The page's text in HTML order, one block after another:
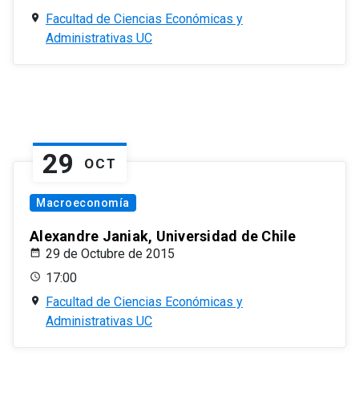
Facultad de Ciencias Económicas y
Administrativas UC
29 OCT
Macroeconomía
Alexandre Janiak, Universidad de Chile
29 de Octubre de 2015
17:00
Facultad de Ciencias Económicas y
Administrativas UC